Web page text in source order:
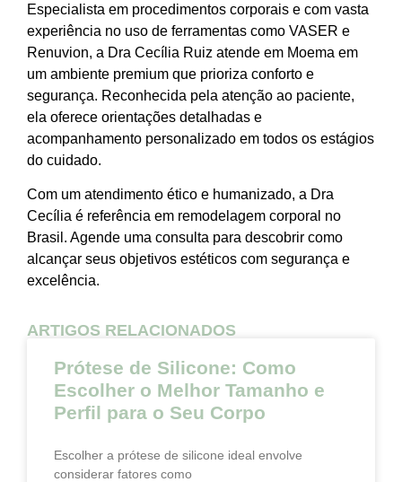
Especialista em procedimentos corporais e com vasta
experiência no uso de ferramentas como VASER e
Renuvion, a Dra Cecília Ruiz atende em Moema em
um ambiente premium que prioriza conforto e
segurança. Reconhecida pela atenção ao paciente,
ela oferece orientações detalhadas e
acompanhamento personalizado em todos os estágios
do cuidado.
Com um atendimento ético e humanizado, a Dra
Cecília é referência em remodelagem corporal no
Brasil. Agende uma consulta para descobrir como
alcançar seus objetivos estéticos com segurança e
excelência.
ARTIGOS RELACIONADOS
Prótese de Silicone: Como
Escolher o Melhor Tamanho e
Perfil para o Seu Corpo
Escolher a prótese de silicone ideal envolve
considerar fatores como